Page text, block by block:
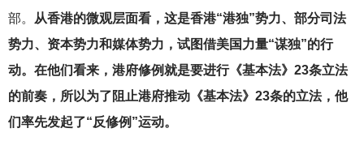
部。
从香港的微观层面看，这是香港“港独”势力、部分司法
势力、资本势力和媒体势力，试图借美国力量“谋独”的行
动。在他们看来，港府修例就是要进行《基本法》23条立法
的前奏，所以为了阻止港府推动《基本法》23条的立法，他
们率先发起了“反修例”运动。